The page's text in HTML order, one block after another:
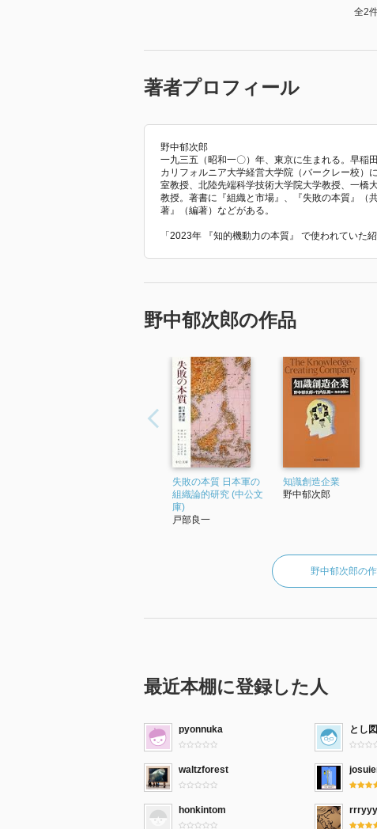
全2
著者プロフィール
野中郁次郎
一九三五（昭和一〇）年、東京に生まれる。早稲
カリフォルニア大学経営大学院（バークレー校）
室教授、北陸先端科学技術大学院大学教授、一橋
教授。著書に『組織と市場』、『失敗の本質』（
著』（編著）などがある。
「2023年 『知的機動力の本質』 で使われていた
野中郁次郎の作品
失敗の本質 日本軍の
組織論的研究 (中公文
庫)
戸部良一
知識創造企業
野中郁次郎
野中郁次郎の
最近本棚に登録した人
pyonnuka とし
waltzforest
honkintom